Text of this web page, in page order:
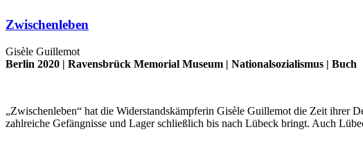
Zwischenleben
Gisèle Guillemot
Berlin 2020 | Ravensbrück Memorial Museum | Nationalsozialismus | Buch
„Zwischenleben“ hat die Widerstandskämpferin Gisèle Guillemot die Zeit ihrer
zahlreiche Gefängnisse und Lager schließlich bis nach Lübeck bringt. Auch